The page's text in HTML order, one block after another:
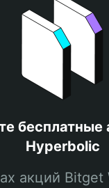
Hyperbolic
акций